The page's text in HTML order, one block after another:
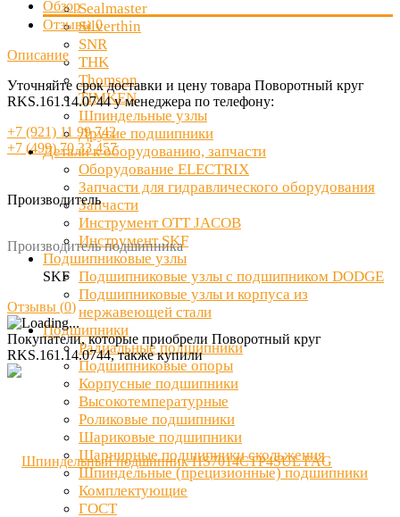
Sealmaster
Silverthin
SNR
THK
Thomson
TIMKEN
Шпиндельные узлы
Другие подшипники
Детали к оборудованию, запчасти
Оборудование ELECTRIX
Запчасти для гидравлического оборудования
Запчасти
Инструмент OTT JACOB
Инструмент SKF
Подшипниковые узлы
Подшипниковые узлы с подшипником DODGE
Подшипниковые узлы и корпуса из
нержавеющей стали
Подшипники
Радиальные подшипники
Подшипниковые опоры
Корпусные подшипники
Высокотемпературные
Роликовые подшипники
Шариковые подшипники
Шарнирные подшипники скольжения
Шпиндельные (прецизионные) подшипники
Комплектующие
ГОСТ
Обзор
Отзывы0
Описание
Уточняйте срок доставки и цену товара Поворотный круг
RKS.161.14.0744 у менеджера по телефону:
+7 (921) 11 99 742
+7 (499) 70 33 457
Производитель
Производитель подшипника
SKF
Отзывы (0)
Покупатели, которые приобрели Поворотный круг
RKS.161.14.0744, также купили